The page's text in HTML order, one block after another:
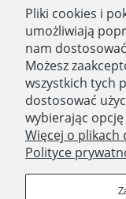
O nas
Zatrudniamy
Blog
Kontakt
SKLEP STACJONARNY
Pliki cookies i
umożliwiają
nam
Możesz
wszystkich tych
dostosować
wybierając
Więcej o plikach
Polityce